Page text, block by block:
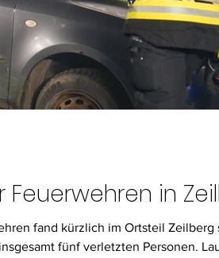
in
fand kürzlich im Ortsteil Zeilberg
fünf verletzten Personen.